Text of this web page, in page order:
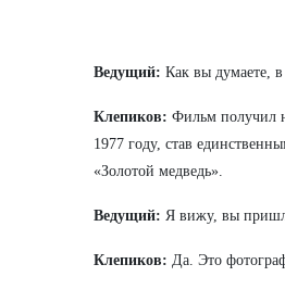
Ведущий: Как вы думаете,
Клепиков: Фильм получил
1977 году, став
«Золотой медведь».
Ведущий: Я вижу, вы
Клепиков: Да. Это